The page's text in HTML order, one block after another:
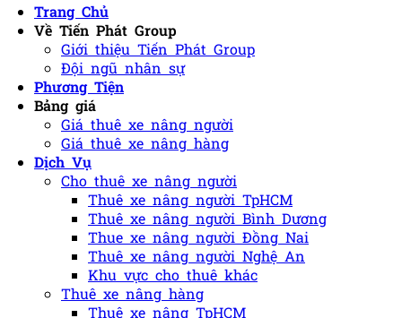
Trang Chủ
Về Tiến Phát Group
Giới thiệu Tiến Phát Group
Đội ngũ nhân sự
Phương Tiện
Bảng giá
Giá thuê xe nâng người
Giá thuê xe nâng hàng
Dịch Vụ
Cho thuê xe nâng người
Thuê xe nâng người TpHCM
Thuê xe nâng người Bình Dương
Thue xe nâng người Đồng Nai
Thuê xe nâng người Nghệ An
Khu vực cho thuê khác
Thuê xe nâng hàng
Thuê xe nâng TpHCM